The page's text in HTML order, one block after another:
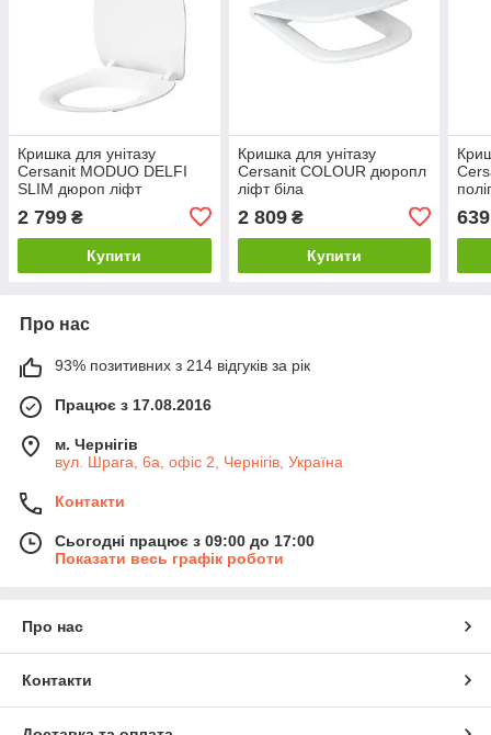
Кришка для унітазу
Cersanit MODUO DELFI
SLIM дюроп ліфт
2 799 ₴
Купити
Кришка для унітазу
Cersanit COLOUR дюропл
ліфт біла
2 809₴
Купити
639
Про нас
93% позитивних з 214 відгуків за рік
Працює з 17.08.2016
м. Чернігів
вул. Шрага, 6а, офіс 2, Чернігів, Україна
Контакти
Сьогодні працює з 09:00 до 17:00
Показати весь графік роботи
Про нас
Контакти